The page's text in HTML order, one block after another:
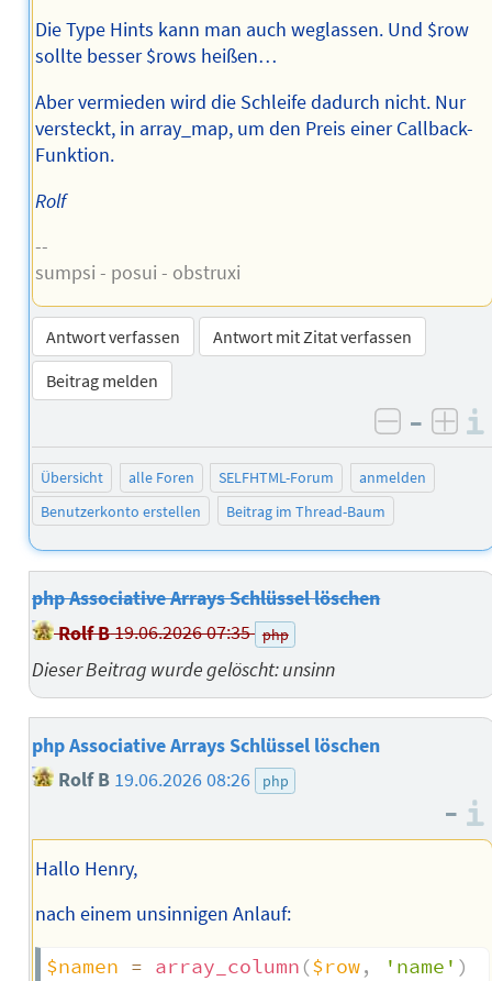
Die Type Hints kann man auch weglassen. Und $row
sollte besser $rows heißen…
Aber vermieden wird die Schleife dadurch nicht. Nur
versteckt, in array_map, um den Preis einer Callback-
Funktion.
Rolf
--
sumpsi - posui - obstruxi
Antwort verfassen
Antwort mit Zitat verfassen
Beitrag melden
negativ
–
Übersicht alle Foren SELFHTML-Forum
anmelden
Benutzerkonto erstellen
Beitrag im Thread-Baum
php Associative Arrays Schlüssel löschen
Rolf B19.06.2026 07:35 php
Dieser Beitrag wurde gelöscht: unsinn
php Associative Arrays Schlüssel löschen
Rolf B 19.06.2026 08:26 php
–
Hallo Henry,
nach einem unsinnigen Anlauf:
$namen = array_column ($row, 'name' )